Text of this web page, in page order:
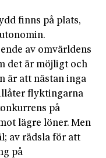
finns på plats,
av omvärldens
det är möjligt och
är att nästan inga
flyktingarna
på
lägre löner. Men
av rädsla för att
på